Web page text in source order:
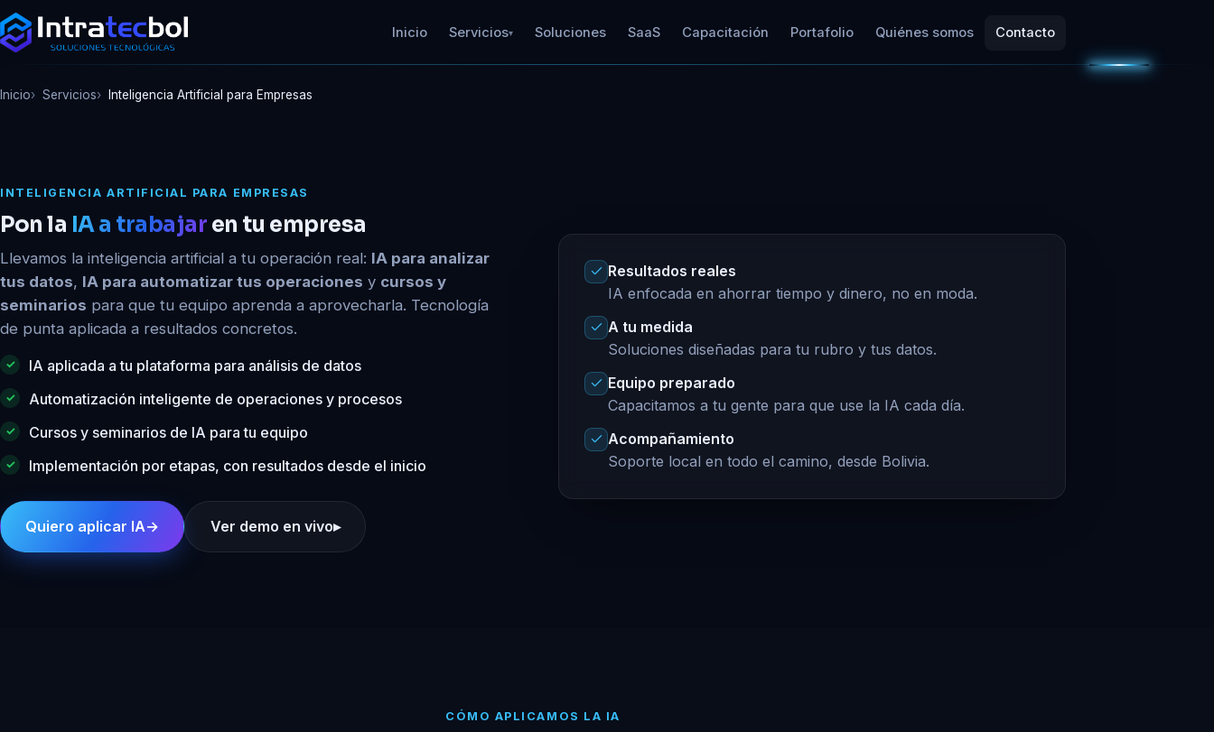
Inicio Servicios▾ Soluciones SaaS Capacitación Portafolio Quiénes somos Contacto
Inicio Servicios Inteligencia Artificial para Empresas
INTELIGENCIA ARTIFICIAL PARA EMPRESAS
Pon la IA a trabajar en tu empresa
Llevamos la inteligencia artificial a tu operación real: IA para analizar
tus datos, IA para automatizar tus operaciones y cursos y
seminarios para que tu equipo aprenda a aprovecharla. Tecnología
de punta aplicada a resultados concretos.
IA aplicada a tu plataforma para análisis de datos
Automatización inteligente de operaciones y procesos
Cursos y seminarios de IA para tu equipo
Implementación por etapas, con resultados desde el inicio
Quiero aplicar IA→ Ver demo en vivo▸
Resultados reales
IA enfocada en ahorrar tiempo y dinero, no en moda.
A tu medida
Soluciones diseñadas para tu rubro y tus datos.
Equipo preparado
Capacitamos a tu gente para que use la IA cada día.
Acompañamiento
Soporte local en todo el camino, desde Bolivia.
CÓMO APLICAMOS LA IA